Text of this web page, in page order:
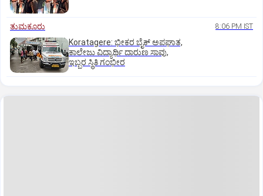
ತುಮಕೂರು 8:06 PM IST
Koratagere: ಭೀಕರ ಬೈಕ್ ಅಪಘಾತ,
ಕಾಲೇಜು ವಿದ್ಯಾರ್ಥಿ ದಾರುಣ ಸಾವು,
ಇಬ್ಬರ ಸ್ಥಿತಿ ಗಂಭೀರ